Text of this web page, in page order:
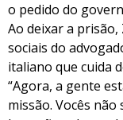
o pedido do
Ao deixar a
sociais do
italiano que cuida
“Agora, a gente
missão. Vocês não